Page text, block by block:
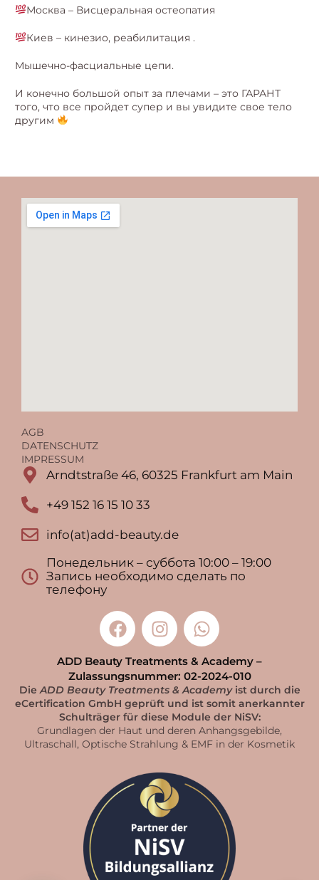
Москва – Висцеральная остеопатия
Киев – кинезио, реабилитация .
Мышечно-фасциальные цепи.
И конечно большой опыт за плечами – это ГАРАНТ
того, что все пройдет супер и вы увидите свое тело
другим
AGB
DATENSCHUTZ
IMPRESSUM
Arndtstraße 46, 60325 Frankfurt am Main
+49 152 16 15 10 33
info(at)add-beauty.de
Понедельник – суббота 10:00 – 19:00
Запись необходимо сделать по
телефону
ADD Beauty Treatments & Academy –
Zulassungsnummer: 02-2024-010
DieADD Beauty Treatments & Academyist durch die
eCertification GmbH geprüft und ist somit anerkannter
Schulträger für diese Module der NiSV:
Grundlagen der Haut und deren Anhangsgebilde,
Ultraschall, Optische Strahlung & EMF in der Kosmetik